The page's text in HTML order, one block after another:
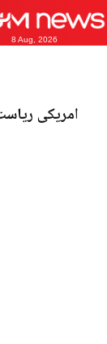
8 Aug, 2026
امریکی